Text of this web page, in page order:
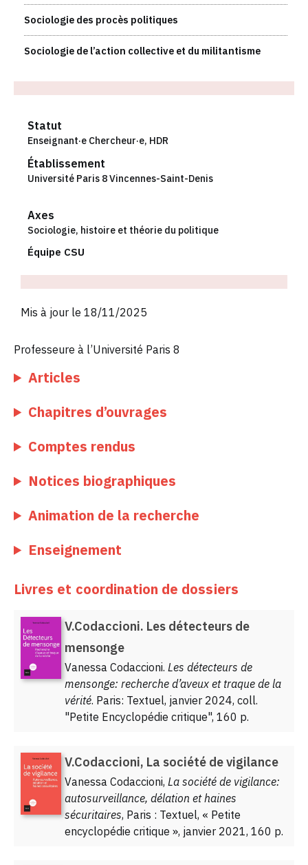
Professeure à l’Université Paris 8
Articles
Chapitres d’ouvrages
Comptes rendus
Notices biographiques
Animation de la recherche
Enseignement
Livres et coordination de dossiers
V.Codaccioni. Les détecteurs de
mensonge
Vanessa Codaccioni. Les détecteurs de
mensonge: recherche d’aveux et traque de la
vérité. Paris: Textuel, janvier 2024, coll.
"Petite Encyclopédie critique", 160 p.
V.Codaccioni, La société de vigilance
Vanessa Codaccioni, La société de vigilance:
autosurveillance, délation et haines
sécuritaires, Paris : Textuel, « Petite
encyclopédie critique », janvier 2021, 160 p.
Sociologie des procès politiques
Sociologie de l’action collective et du militantisme
Statut
Enseignant·e Chercheur·e, HDR
Établissement
Université Paris 8 Vincennes-Saint-Denis
Axes
Sociologie, histoire et théorie du politique
Équipe CSU
Mis à jour le 18/11/2025